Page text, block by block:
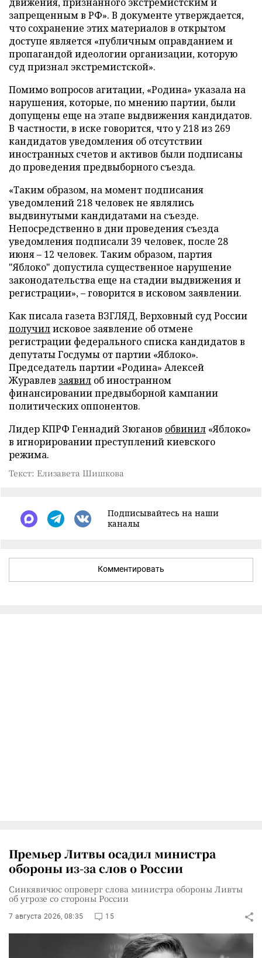
запрещенным в РФ». В документе утверждается,
что сохранение этих материалов в открытом
доступе является «публичным оправданием и
пропагандой идеологии организации, которую
суд признал экстремистской».
Помимо вопросов агитации, «Родина» указала на
нарушения, которые, по мнению партии, были
допущены еще на этапе выдвижения кандидатов.
В частности, в иске говорится, что у 218 из 269
кандидатов уведомления об отсутствии
иностранных счетов и активов были подписаны
до проведения предвыборного съезда.
«Таким образом, на момент подписания
уведомлений 218 человек не являлись
выдвинутыми кандидатами на съезде.
Непосредственно в дни проведения съезда
уведомления подписали 39 человек, после 28
июня – 12 человек. Таким образом, партия
"Яблоко" допустила существенное нарушение
законодательства еще на стадии выдвижения и
регистрации», – говорится в исковом заявлении.
Как писала газета ВЗГЛЯД, Верховный суд России
получилисковое заявление об отмене
регистрации федерального списка кандидатов в
депутаты Госдумы от партии «Яблоко».
Председатель партии «Родина» Алексей
Журавлев заявил об иностранном
финансировании предвыборной кампании
политических оппонентов.
Лидер КПРФ Геннадий Зюганов обвинил «Яблоко»
в игнорировании преступлений киевского
режима.
Текст: Елизавета Шишкова
Подписывайтесь на наши
каналы
Комментировать
Премьер Литвы осадил министра
обороны из-за слов о России
Синкявичюс опроверг слова министра обороны Ливты
об угрозе со стороны России
7 августа 2026, 08:35 15